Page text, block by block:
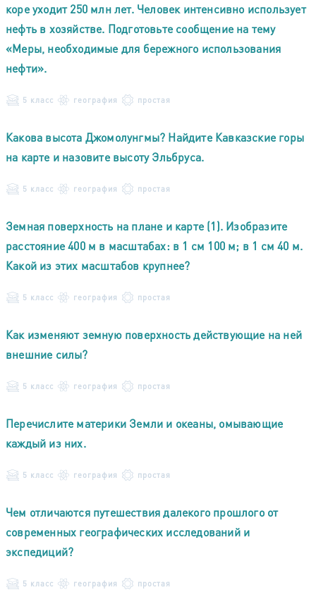
коре уходит 250 млн лет. Человек интенсивно использует
нефть в хозяйстве. Подготовьте сообщение на тему
«Меры, необходимые для бережного использования
нефти».
5 класс география простая
Какова высота Джомолунгмы? Найдите Кавказские горы
на карте и назовите высоту Эльбруса.
5 класс география простая
Земная поверхность на плане и карте (1). Изобразите
расстояние 400 м в масштабах: в 1 см 100 м; в 1 см 40 м.
Какой из этих масштабов крупнее?
5 класс география простая
Как изменяют земную поверхность действующие на ней
внешние силы?
5 класс география простая
Перечислите материки Земли и океаны, омывающие
каждый из них.
5 класс география простая
Чем отличаются путешествия далекого прошлого от
современных географических исследований и
экспедиций?
5 класс география простая